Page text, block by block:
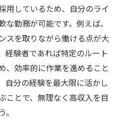
用しているため、自分のライ
勤務が可能です。例えば、
スを取りながら働ける点が大
経験者であれば特定のルート
、効率的に作業を進めること
自分の経験を最大限に活かし
ことで、無理なく高収入を目